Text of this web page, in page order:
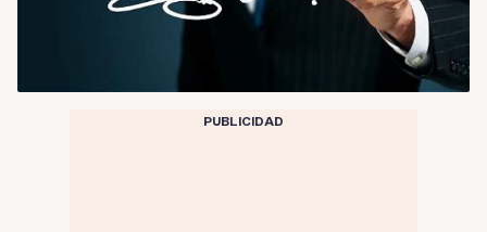
PUBLICIDAD